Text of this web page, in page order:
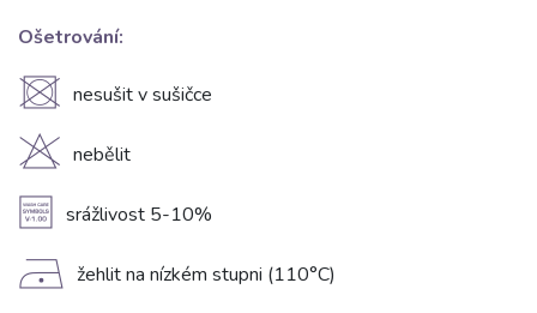
Ošetrování:
U nesušit v sušičce
H nebělit
A srážlivost 5-10%
D žehlit na nízkém stupni (110°C)